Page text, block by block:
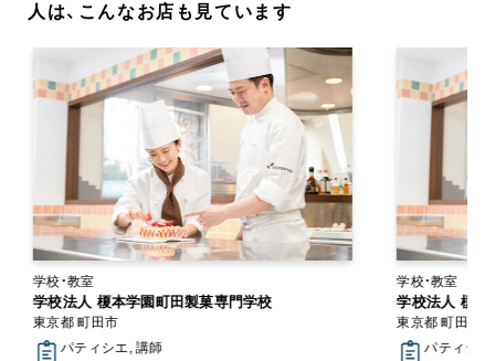
人は、こんなお店も見ています
学校・教室
学校法人 榎本学園町田製菓専門学校
東京都 町田市
パティシエ, 講師
学校・教室
学校法人 榎本
東京都 町田市
パティシエ